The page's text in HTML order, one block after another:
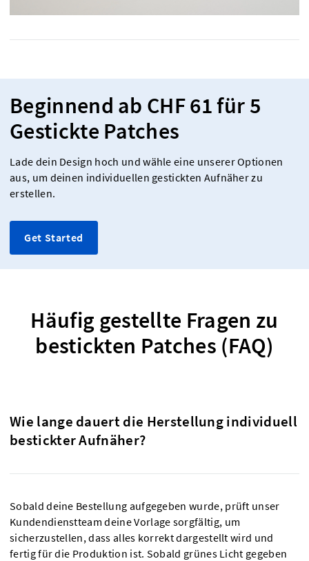
Beginnend ab CHF 61 für 5
Gestickte Patches
Lade dein Design hoch und wähle eine unserer Optionen
aus, um deinen individuellen gestickten Aufnäher zu
erstellen.
Get Started
Häufig gestellte Fragen zu
bestickten Patches (FAQ)
Wie lange dauert die Herstellung individuell
bestickter Aufnäher?
Sobald deine Bestellung aufgegeben wurde, prüft unser
Kundendienstteam deine Vorlage sorgfältig, um
sicherzustellen, dass alles korrekt dargestellt wird und
fertig für die Produktion ist. Sobald grünes Licht gegeben